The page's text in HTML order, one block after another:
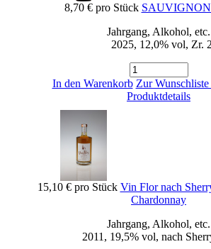
8,70 € pro Stück
Jahrgang, Alkohol, etc.
2025, 12,0% vol, Zr.
In den Warenkorb Zur
Produktdetails
15,10 € pro Stück Vin Flor nach
Chardonnay
Jahrgang, Alkohol, etc.
2011, 19,5% vol, nach